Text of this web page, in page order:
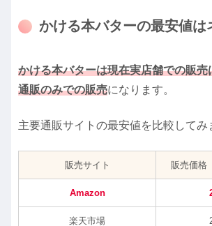
かける本バターの最安値は
かける本バターは現在実店舗での販売
通販のみでの販売になります。
主要通販サイトの最安値を比較してみ
販売サイト 販売価格
Amazon
楽天市場